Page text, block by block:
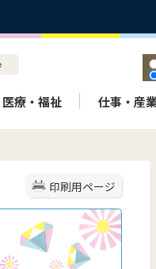
療・福祉 仕事・産
印刷用ページ